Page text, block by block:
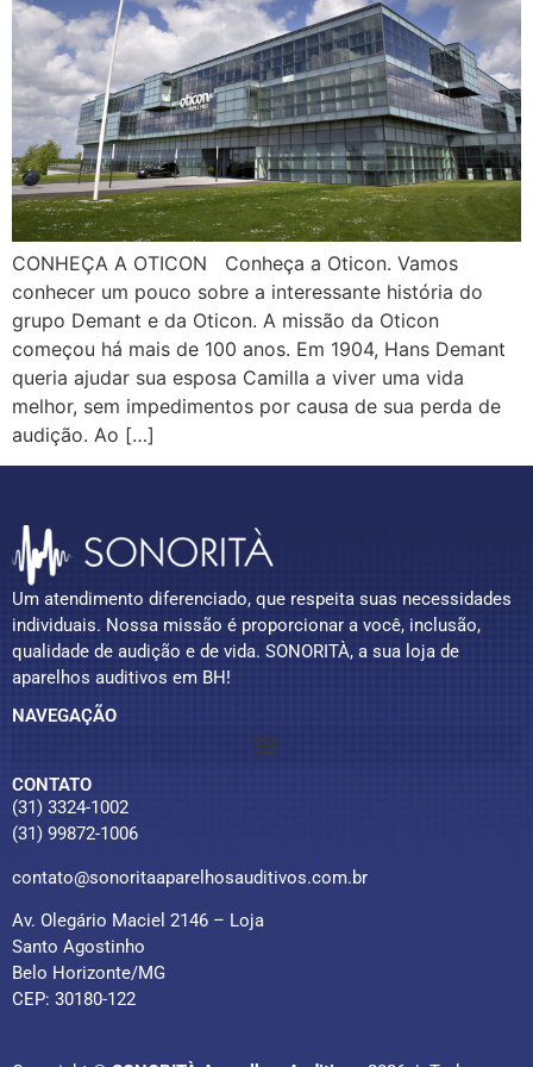
CONHEÇA A OTICON Conheça a Oticon. Vamos
conhecer um pouco sobre a interessante história do
grupo Demant e da Oticon. A missão da Oticon
começou há mais de 100 anos. Em 1904, Hans Demant
queria ajudar sua esposa Camilla a viver uma vida
melhor, sem impedimentos por causa de sua perda de
audição. Ao […]
Um atendimento diferenciado, que respeita suas necessidades
individuais. Nossa missão é proporcionar a você, inclusão,
qualidade de audição e de vida. SONORITÀ, a sua loja de
aparelhos auditivos em BH!
NAVEGAÇÃO
CONTATO
(31) 3324-1002
(31) 99872-1006
contato@sonoritaaparelhosauditivos.com.br
Av. Olegário Maciel 2146 – Loja
Santo Agostinho
Belo Horizonte/MG
CEP: 30180-122